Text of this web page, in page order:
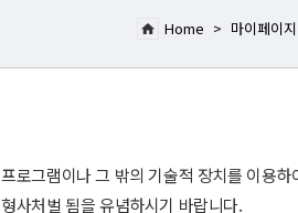
Home > 마이페이
로그램이나 그 밖의 기술적 장치를 이용하
사처벌 됨을 유념하시기 바랍니다.